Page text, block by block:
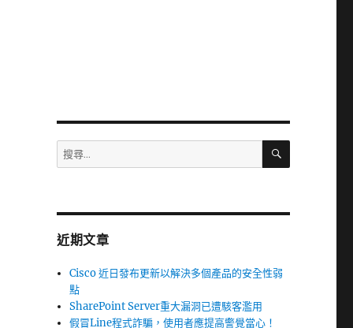
搜
尋
字:
搜
近期文章
Cisco 近日發布更新以解決多個產品的安全性弱
點
SharePoint Server重大漏洞已遭駭客濫用
假冒Line程式詐騙，使用者應提高警覺當心！